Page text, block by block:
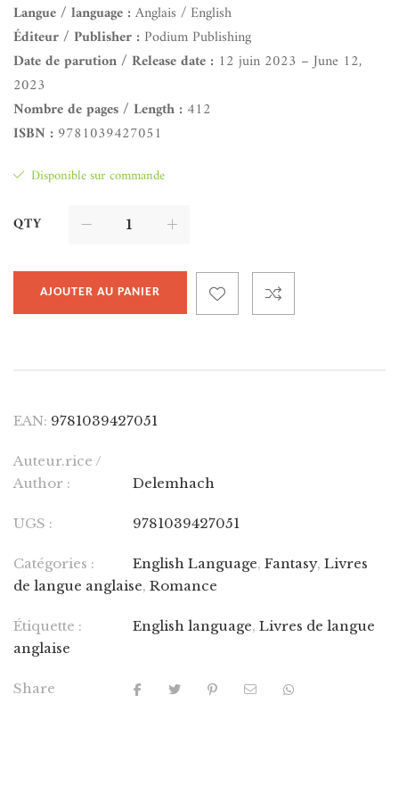
Langue / language :Anglais / English
Éditeur / Publisher : Podium Publishing
Date de parution / Release date : 12 juin 2023 – June 12,
2023
Nombre de pages / Length : 412
ISBN : 9781039427051
Disponible sur commande
QTY
AJOUTER AU PANIER
EAN: 9781039427051
Auteur.rice /
Author :
Delemhach
UGS : 9781039427051
Catégories : English Language, Fantasy, Livres
de langue anglaise, Romance
Étiquette : English language, Livres de langue
anglaise
Share